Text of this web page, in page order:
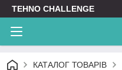
TEHNO CHALLENGE
КАТАЛОГ ТОВАРІВ